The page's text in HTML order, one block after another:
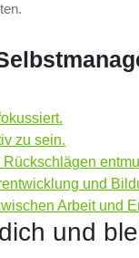
zu sein.
und
Arbeit und
und